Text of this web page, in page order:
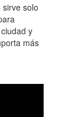
solo
y
más